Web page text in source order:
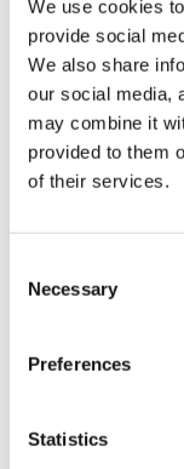
We use cookies
provide social
We also share
our social media,
may combine it
provided to them
of their services.
Selection
Necessary
Preferences
Statistics
certificată în
Despre noi
Cum
Ghid Pre-Op
Autori &
Flymedi
Planuri De Plată
FAQ
Politica de
Termeni și
Adăugați clinica